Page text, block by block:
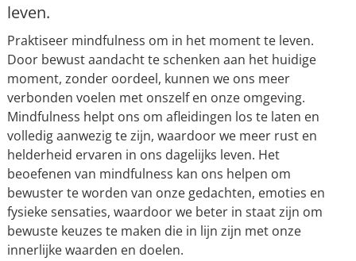
leven.
Praktiseer mindfulness om in het moment te leven.
Door bewust aandacht te schenken aan het huidige
moment, zonder oordeel, kunnen we ons meer
verbonden voelen met onszelf en onze omgeving.
Mindfulness helpt ons om afleidingen los te laten en
volledig aanwezig te zijn, waardoor we meer rust en
helderheid ervaren in ons dagelijks leven. Het
beoefenen van mindfulness kan ons helpen om
bewuster te worden van onze gedachten, emoties en
fysieke sensaties, waardoor we beter in staat zijn om
bewuste keuzes te maken die in lijn zijn met onze
innerlijke waarden en doelen.